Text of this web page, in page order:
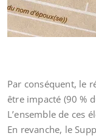
Par conséquent, le
être impacté (90 %
L’ensemble de ces
En revanche, le